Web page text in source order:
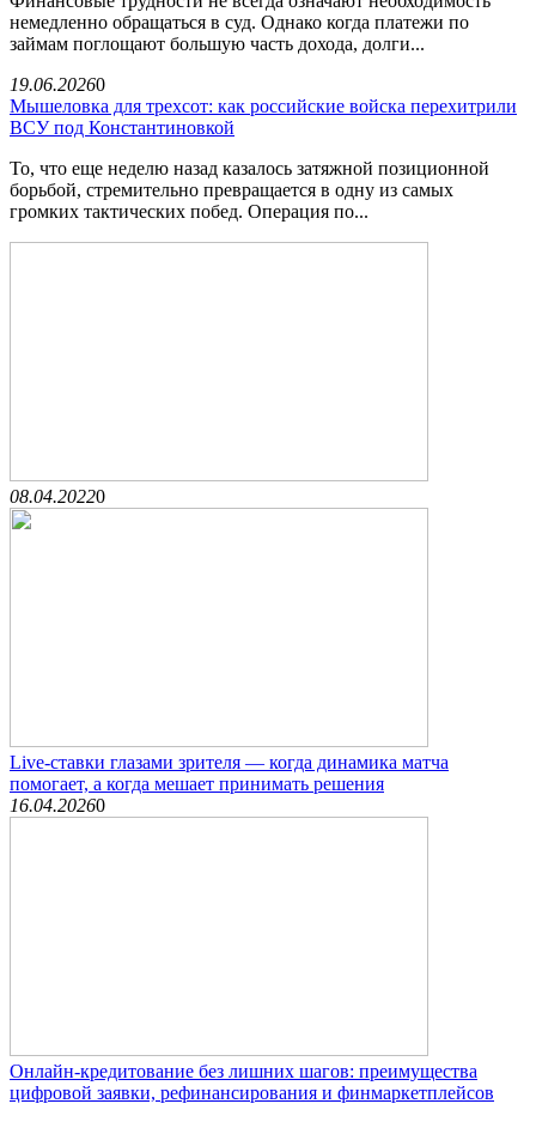
немедленно обращаться в суд. Однако когда платежи по
займам поглощают большую часть дохода, долги...
19.06.20260
Мышеловка для трехсот: как российские войска перехитрили
ВСУ под Константиновкой
То, что еще неделю назад казалось затяжной позиционной
борьбой, стремительно превращается в одну из самых
громких тактических побед. Операция по...
08.04.20220
Live-ставки глазами зрителя — когда динамика матча
помогает, а когда мешает принимать решения
16.04.20260
Онлайн-кредитование без лишних шагов: преимущества
цифровой заявки, рефинансирования и финмаркетплейсов